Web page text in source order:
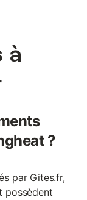
à
?
par Gites.fr,
possèdent